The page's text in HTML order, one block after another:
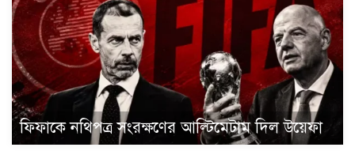
ফিফাকে নথিপত্র সংরক্ষণের আল্টিমেটাম দিল উয়েফা